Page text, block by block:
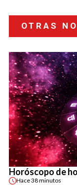
OTRAS
Horóscopo de
Hace38 minutos